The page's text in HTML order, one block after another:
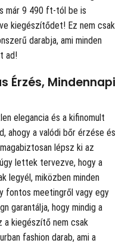
már 9 490 ft-tól be is
kiegészítődet! Ez nem csak
darabja, ami minden
ad!
Érzés, Mindennapi
elegancia és a kifinomult
ahogy a valódi bőr érzése és
lépsz ki az
lettek tervezve, hogy a
legyél, miközben minden
fontos meetingről vagy egy
garantálja, hogy mindig a
a kiegészítő nem csak
fashion darab, ami a